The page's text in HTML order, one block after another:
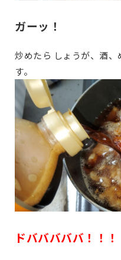
ガーッ！
炒めたら しょうが、酒
す。
ドバババババ！！！